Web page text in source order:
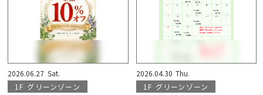
2026.06.27 Sat.
1F グリーンゾーン
2026.04.30 Thu.
1F グリーンゾーン